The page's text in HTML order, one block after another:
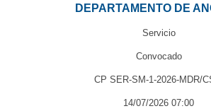
DEPARTAMENTO DE
Servicio
Convocado
CP SER-SM-1-2026-MDR/
14/07/2026 07:00